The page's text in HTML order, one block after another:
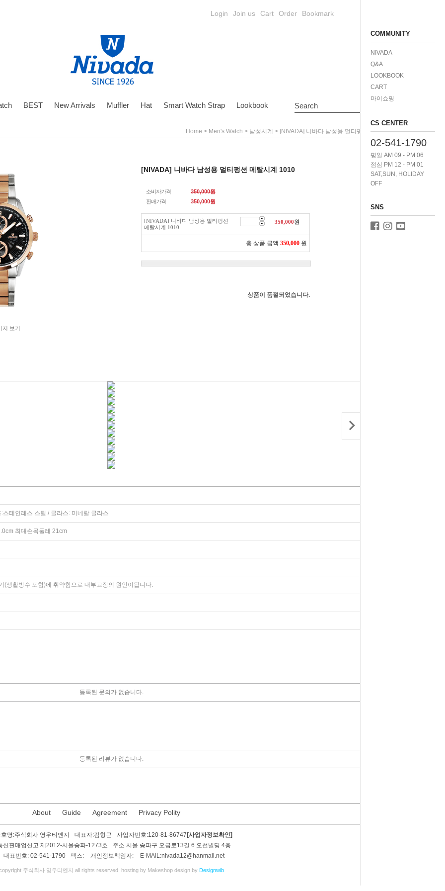
Login Join us Cart Order Bookmark
BEST New Arrivals Muffler Hat Smart Watch Strap Lookbook Search
COMMUNITY
NIVADA
Q&A
LOOKBOOK
CART
마이쇼핑
CS CENTER
02-541-1790
평일 AM 09 - PM 06
점심 PM 12 - PM 01
SAT,SUN, HOLIDAY
OFF
SNS
Home > Men's Watch > 남성시계 > [NIVADA] 니바다 남성용 멀티펑션 메탈시계 1010
지 보기
[NIVADA] 니바다 남성용 멀티펑션 메탈시계 1010
소비자가격
350,000원
판매가격
350,000원
[NIVADA] 니바다 남성용 멀티펑션
메탈시계 1010
350,000원
총 상품 금액 350,000 원
상품이 품절되었습니다.
테인레스 스틸 / 글라스: 미네랄 글라스
최대손목둘레 21cm
(생활방수 포함)에 취약함으로 내부고장의 원인이됩니다.
등록된 문의가 없습니다.
등록된 리뷰가 없습니다.
About Guide Agreement Privacy Polity
명:주식회사 영우티엔지 대표자:김형근 사업자번호:120-81-86747 [사업자정보확인]
신판매업신고:제2012-서울송파-1273호 주소:서울 송파구 오금로13길 6 오선빌딩 4층
대표번호:02-541-1790 팩스: 개인정보책임자: E-MAIL:nivada12@hanmail.net
주식회사 영우티엔지 all rights reserved. hosting by Makeshop design by Designwib